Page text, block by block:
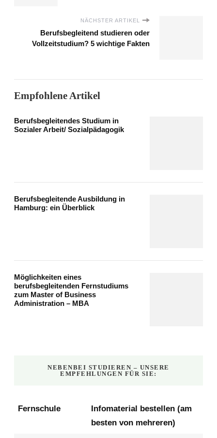
NÄCHSTER ARTIKEL
Berufsbegleitend studieren oder
Vollzeitstudium? 5 wichtige Fakten
Empfohlene Artikel
Berufsbegleitendes Studium in
Sozialer Arbeit/ Sozialpädagogik
Berufsbegleitende Ausbildung in
Hamburg: ein Überblick
Möglichkeiten eines
berufsbegleitenden Fernstudiums
zum Master of Business
Administration – MBA
NEBENBEI STUDIEREN – UNSERE
EMPFEHLUNGEN FÜR SIE:
Fernschule
Infomaterial bestellen (am
besten von mehreren)